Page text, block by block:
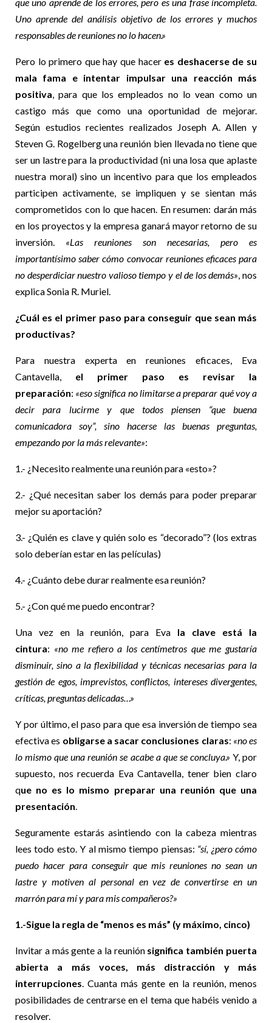
Uno aprende del análisis objetivo de los errores y muchos
responsables de reuniones no lo hacen.»
Pero lo primero que hay que hacer es deshacerse de su
mala fama e intentar impulsar una reacción más
positiva, para que los empleados no lo vean como un
castigo más que como una oportunidad de mejorar.
Según estudios recientes realizados Joseph A. Allen y
Steven G. Rogelberg una reunión bien llevada no tiene que
ser un lastre para la productividad (ni una losa que aplaste
nuestra moral) sino un incentivo para que los empleados
participen activamente, se impliquen y se sientan más
comprometidos con lo que hacen. En resumen: darán más
en los proyectos y la empresa ganará mayor retorno de su
inversión. «Las reuniones son necesarias, pero es
importantísimo saber cómo convocar reuniones eficaces para
no desperdiciar nuestro valioso tiempo y el de los demás», nos
explica Sonia R. Muriel.
¿Cuál es el primer paso para conseguir que sean más
productivas?
Para nuestra experta en reuniones eficaces, Eva
Cantavella, el primer paso es revisar la
preparación: «eso significa no limitarse a preparar qué voy a
decir para lucirme y que todos piensen “que buena
comunicadora soy”, sino hacerse las buenas preguntas,
empezando por la más relevante»:
1.- ¿Necesito realmente una reunión para «esto»?
2.- ¿Qué necesitan saber los demás para poder preparar
mejor su aportación?
3.- ¿Quién es clave y quién solo es “decorado”? (los extras
solo deberían estar en las películas)
4.- ¿Cuánto debe durar realmente esa reunión?
5.- ¿Con qué me puedo encontrar?
Una vez en la reunión, para Eva la clave está la
cintura: «no me refiero a los centímetros que me gustaría
disminuir, sino a la flexibilidad y técnicas necesarias para la
gestión de egos, imprevistos, conflictos, intereses divergentes,
críticas, preguntas delicadas…»
Y por último, el paso para que esa inversión de tiempo sea
efectiva es obligarse a sacar conclusiones claras: «no es
lo mismo que una reunión se acabe a que se concluya.» Y, por
supuesto, nos recuerda Eva Cantavella, tener bien claro
que no es lo mismo preparar una reunión que una
presentación.
Seguramente estarás asintiendo con la cabeza mientras
lees todo esto. Y al mismo tiempo piensas: “sí, ¿pero cómo
puedo hacer para conseguir que mis reuniones no sean un
lastre y motiven al personal en vez de convertirse en un
marrón para mí y para mis compañeros?»
1.-Sigue la regla de “menos es más” (y máximo, cinco)
Invitar a más gente a la reunión significa también puerta
abierta a más voces, más distracción y más
interrupciones. Cuanta más gente en la reunión, menos
posibilidades de centrarse en el tema que habéis venido a
resolver.